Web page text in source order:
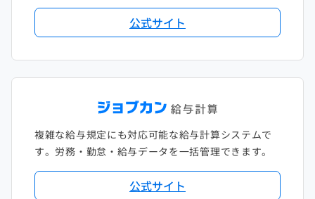
公式サイト
複雑な給与規定にも対応可能な給与計算システムで
す。労務・勤怠・給与データを一括管理できます。
公式サイト